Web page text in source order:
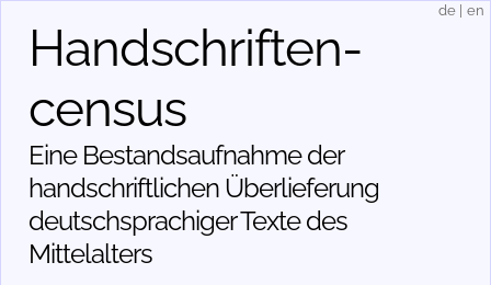
Handschriften­
census
Eine Bestandsaufnahme der
handschriftlichen Über­lieferung
deutschsprachiger Texte des
Mittelalters
de en